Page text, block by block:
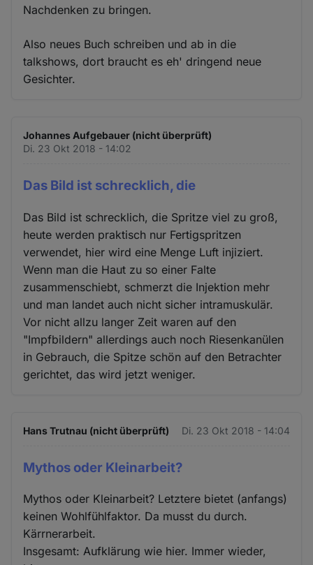
Nachdenken zu bringen.
Also neues Buch schreiben und ab in die
talkshows, dort braucht es eh' dringend neue
Gesichter.
Johannes Aufgebauer (nicht überprüft)
Di. 23 Okt 2018 - 14:02
Das Bild ist schrecklich, die
Das Bild ist schrecklich, die Spritze viel zu groß,
heute werden praktisch nur Fertigspritzen
verwendet, hier wird eine Menge Luft injiziert.
Wenn man die Haut zu so einer Falte
zusammenschiebt, schmerzt die Injektion mehr
und man landet auch nicht sicher intramuskulär.
Vor nicht allzu langer Zeit waren auf den
"Impfbildern" allerdings auch noch Riesenkanülen
in Gebrauch, die Spitze schön auf den Betrachter
gerichtet, das wird jetzt weniger.
Hans Trutnau (nicht überprüft) Di. 23 Okt 2018 - 14:04
Mythos oder Kleinarbeit?
Mythos oder Kleinarbeit? Letztere bietet (anfangs)
keinen Wohlfühlfaktor. Da musst du durch.
Kärrnerarbeit.
Insgesamt: Aufklärung wie hier. Immer wieder,